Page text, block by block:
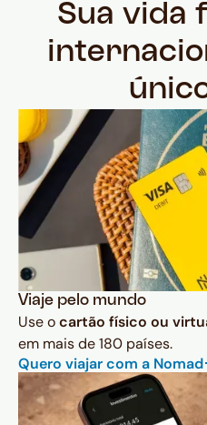
Sua vida
Viaje pelo mundo
Use ocartão físico ou
em mais de 180 países.
Quero viajar com a Nomad